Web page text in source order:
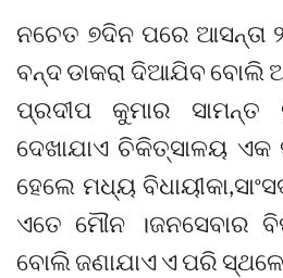
ନଚେତ ୭ଦିନ ପରେ ଆସନ୍ତା
ବନ୍ଦ ଡାକରା ଦିଆଯିବ ବୋଲି
ପ୍ରଦୀପ କୁମାର
ଦେଖାଯାଏ ଚିକିତ୍ସାଳୟ ଏକ
ହେଲେ ମଧ୍ୟ
ଏତେ ମୌନ ।ଜନସେବାର
ବୋଲି ଜଣାଯାଏ ଏ ପରି ସ୍ଥଳେ